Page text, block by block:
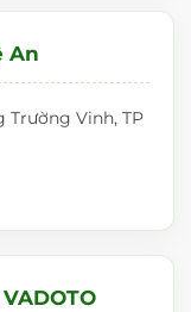
An
Trường Vinh, TP